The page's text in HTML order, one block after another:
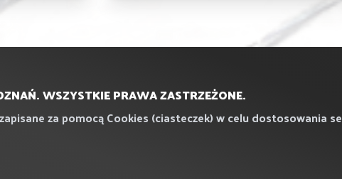
WSZYSTKIE PRAWA ZASTRZEŻONE.
za pomocą Cookies (ciasteczek) w celu dostosowania